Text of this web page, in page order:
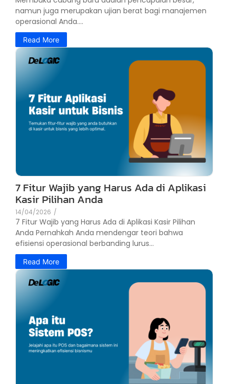
namun juga merupakan ujian berat bagi manajemen
operasional Anda....
Read More
7 Fitur Wajib yang Harus Ada di Aplikasi
Kasir Pilihan Anda
14/04/2026 /
7 Fitur Wajib yang Harus Ada di Aplikasi Kasir Pilihan
Anda Pernahkah Anda mendengar teori bahwa
efisiensi operasional berbanding lurus...
Read More